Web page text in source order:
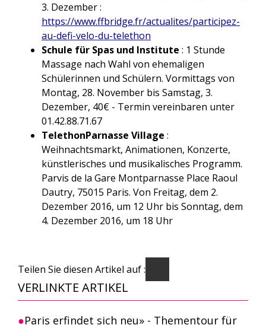
3. Dezember:
https://www.ffbridge.fr/actualites/participez-
au-defi-velo-du-telethon
Schule für Spas und Institute : 1 Stunde
Massage nach Wahl von ehemaligen
Schülerinnen und Schülern. Vormittags von
Montag, 28. November bis Samstag, 3.
Dezember, 40€ - Termin vereinbaren unter
01.42.88.71.67
TelethonParnasse Village :
Weihnachtsmarkt, Animationen, Konzerte,
künstlerisches und musikalisches Programm.
Parvis de la Gare Montparnasse Place Raoul
Dautry, 75015 Paris. Von Freitag, dem 2.
Dezember 2016, um 12 Uhr bis Sonntag, dem
4. Dezember 2016, um 18 Uhr
Teilen Sie diesen Artikel auf :
VERLINKTE ARTIKEL
Paris erfindet sich neu» - Thementour für